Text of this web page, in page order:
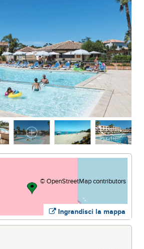
Spiaggia di Marina di Bravone
Ingrandisci la mappa
©OpenStreetMapcontributors